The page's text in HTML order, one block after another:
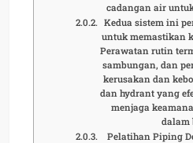
cadangan air
Kedua sistem ini
untuk memastikan
Perawatan rutin
sambungan, dan
kerusakan dan
dan hydrant yang
menjaga
dalam
Pelatihan Piping